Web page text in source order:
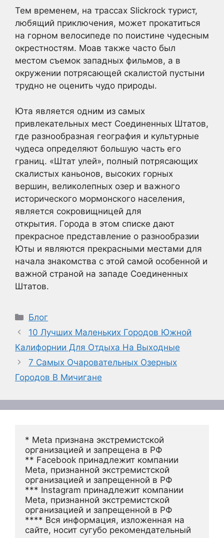
Тем временем, на трассах Slickrock турист,
любящий приключения, может прокатиться
на горном велосипеде по поистине чудесным
окрестностям. Моав также часто был
местом съемок западных фильмов, а в
окружении потрясающей скалистой пустыни
трудно не оценить чудо природы.
Юта является одним из самых
привлекательных мест Соединенных Штатов,
где разнообразная география и культурные
чудеса определяют большую часть его
границ. «Штат улей», полный потрясающих
скалистых каньонов, высоких горных
вершин, великолепных озер и важного
исторического мормонского населения,
является сокровищницей для
открытия. Города в этом списке дают
прекрасное представление о разнообразии
Юты и являются прекрасными местами для
начала знакомства с этой самой особенной и
важной страной на западе Соединенных
Штатов.
Рубрики
Блог
10 Лучших Маленьких Городов Южной
Калифорнии Для Отдыха На Выходные
7 Самых Очаровательных Озерных
Городов В Мичигане
* Meta признана экстремистской
организацией и запрещена в РФ
** Facebook принадлежит компании
Meta, признанной экстремистской
организацией и запрещенной в РФ
*** Instagram принадлежит компании
Meta, признанной экстремистской
организацией и запрещенной в РФ
**** Вся информация, изложенная на
сайте, носит сугубо рекомендательный